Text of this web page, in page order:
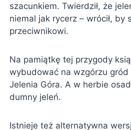
szacunkiem. Twierdził, że
niemal jak rycerz – wrócił, by
przeciwnikowi.
Na pamiątkę tej przygody
wybudować na wzgórzu gród
Jelenia Góra. A w herbie
dumny jeleń.
Istnieje też alternatywna